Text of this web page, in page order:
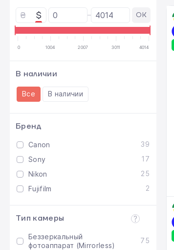
₴ $ OK
0 1004 2007 3011 4014
В наличии
Все В наличии
Бренд
Canon
39
Sony
17
Nikon
25
Fujifilm
2
Тип камеры
Беззеркальный
фотоаппарат (Mirrorless)
75